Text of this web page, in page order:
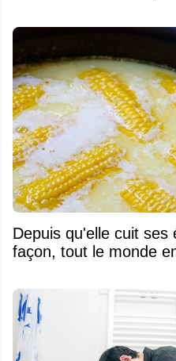
Depuis qu'elle cuit
façon, tout le monde